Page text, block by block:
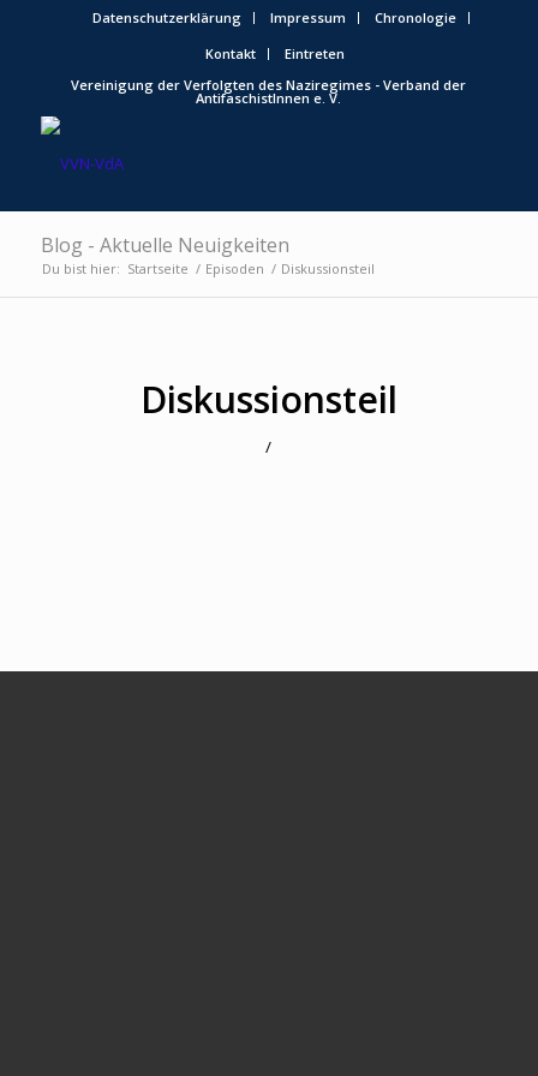
Datenschutzerklärung Impressum
Chronologie
Kontakt
Eintreten
Vereinigung der Verfolgten des Naziregimes - Verband der
AntifaschistInnen e. V.
Blog - Aktuelle Neuigkeiten
Du bist hier: Startseite / Episoden / Diskussionsteil
Diskussionsteil
/